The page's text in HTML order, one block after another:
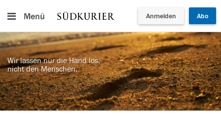
Menü Anmelden Abo
Wir lassen nur die Hand los,
nicht den Menschen.